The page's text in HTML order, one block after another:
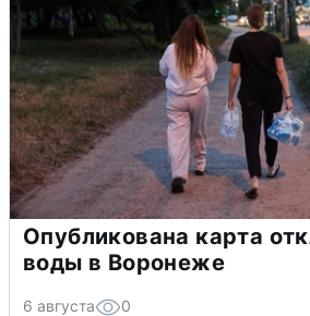
Опубликована карта
воды в Воронеже
6 августа 0